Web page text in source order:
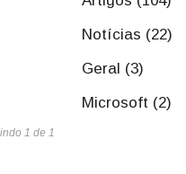
1 de 1
Notícias (22)
Geral (3)
Microsoft (2)